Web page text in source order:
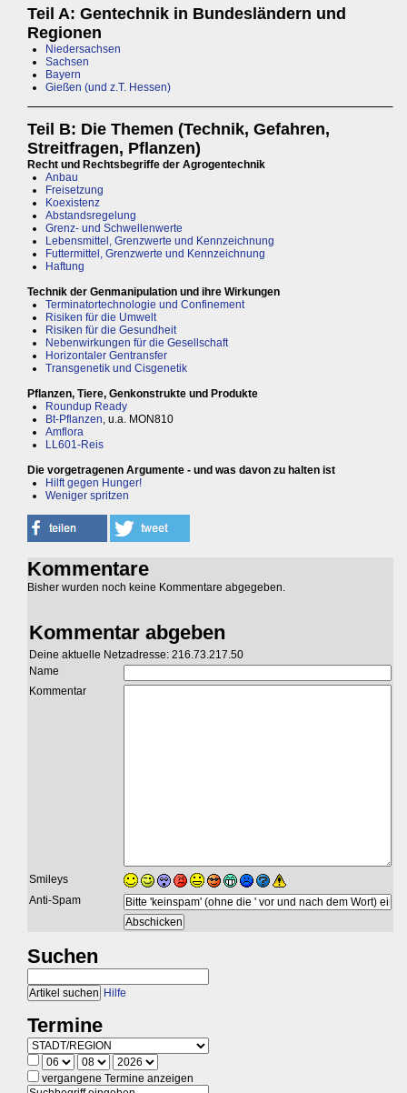
Teil A: Gentechnik in Bundesländern und
Regionen
Niedersachsen
Sachsen
Bayern
Gießen (und z.T. Hessen)
Teil B: Die Themen (Technik, Gefahren,
Streitfragen, Pflanzen)
Recht und Rechtsbegriffe der Agrogentechnik
Anbau
Freisetzung
Koexistenz
Abstandsregelung
Grenz- und Schwellenwerte
Lebensmittel, Grenzwerte und Kennzeichnung
Futtermittel, Grenzwerte und Kennzeichnung
Haftung
Technik der Genmanipulation und ihre Wirkungen
Terminatortechnologie und Confinement
Risiken für die Umwelt
Risiken für die Gesundheit
Nebenwirkungen für die Gesellschaft
Horizontaler Gentransfer
Transgenetik und Cisgenetik
Pflanzen, Tiere, Genkonstrukte und Produkte
Roundup Ready
Bt-Pflanzen , u.a. MON810
Amflora
LL601-Reis
Die vorgetragenen Argumente - und was davon zu halten ist
Hilft gegen Hunger!
Weniger spritzen
Kommentare
Bisher wurden noch keine Kommentare abgegeben.
Kommentar abgeben
Deine aktuelle Netzadresse: 216.73.217.50
Name
Kommentar
Smileys
Anti-Spam
Suchen
Hilfe
Termine
vergangene Termine anzeigen